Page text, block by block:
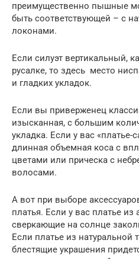
преимущественно пышные
быть соответствующей – с
локонами.
Если силуэт вертикальный,
русалке, то здесь место
и гладких укладок.
Если вы приверженец
изысканная, с большим
укладка. Если у вас «платье-
длинная объемная коса с
цветами или прическа с
волосами.
А вот при выборе
платья. Если у вас платье из
сверкающие на солнце
Если платье из натуральной
блестящие украшения